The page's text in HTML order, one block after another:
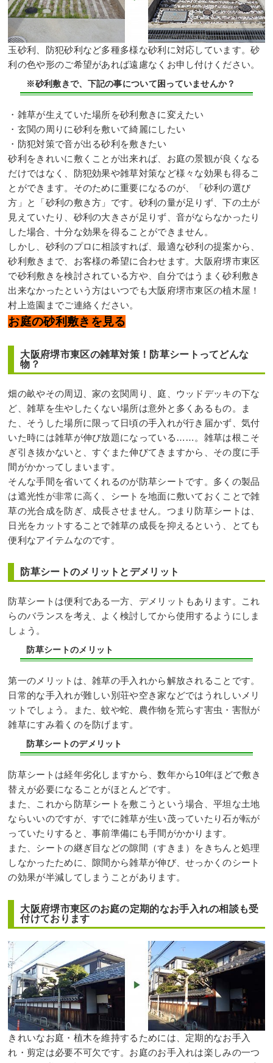
玉砂利、防犯砂利など多種多様な砂利に対応しています。砂
利の色や形のご希望があれば遠慮なくお申し付けください。
※砂利敷きで、下記の事について困っていませんか？
・雑草が生えていた場所を砂利敷きに変えたい
・玄関の周りに砂利を敷いて綺麗にしたい
・防犯対策で音が出る砂利を敷きたい
砂利をきれいに敷くことが出来れば、お庭の景観が良くなる
だけではなく、防犯効果や雑草対策など様々な効果も得るこ
とができます。そのために重要になるのが、「砂利の選び
方」と「砂利の敷き方」です。砂利の量が足りず、下の土が
見えていたり、砂利の大きさが足りず、音がならなかったり
した場合、十分な効果を得ることができません。
しかし、砂利のプロに相談すれば、最適な砂利の提案から、
砂利敷きまで、お客様の希望に合わせます。大阪府堺市東区
で砂利敷きを検討されている方や、自分ではうまく砂利敷き
出来なかったという方はいつでも大阪府堺市東区の植木屋！
村上造園までご連絡ください。
お庭の砂利敷きを見る
大阪府堺市東区の雑草対策！防草シートってどんな
物？
畑の畝やその周辺、家の玄関周り、庭、ウッドデッキの下な
ど、雑草を生やしたくない場所は意外と多くあるもの。ま
た、そうした場所に限って日頃の手入れが行き届かず、気付
いた時には雑草が伸び放題になっている……。雑草は根こそ
ぎ引き抜かないと、すぐまた伸びてきますから、その度に手
間がかかってしまいます。
そんな手間を省いてくれるのが防草シートです。多くの製品
は遮光性が非常に高く、シートを地面に敷いておくことで雑
草の光合成を防ぎ、成長させません。つまり防草シートは、
日光をカットすることで雑草の成長を抑えるという、とても
便利なアイテムなのです。
防草シートのメリットとデメリット
防草シートは便利である一方、デメリットもあります。これ
らのバランスを考え、よく検討してから使用するようにしま
しょう。
防草シートのメリット
第一のメリットは、雑草の手入れから解放されることです。
日常的な手入れが難しい別荘や空き家などではうれしいメリ
ットでしょう。また、蚊や蛇、農作物を荒らす害虫・害獣が
雑草にすみ着くのを防げます。
防草シートのデメリット
防草シートは経年劣化しますから、数年から10年ほどで敷き
替えが必要になることがほとんどです。
また、これから防草シートを敷こうという場合、平坦な土地
ならいいのですが、すでに雑草が生い茂っていたり石が転が
っていたりすると、事前準備にも手間がかかります。
また、シートの継ぎ目などの隙間（すきま）をきちんと処理
しなかったために、隙間から雑草が伸び、せっかくのシート
の効果が半減してしまうことがあります。
大阪府堺市東区のお庭の定期的なお手入れの相談も受
付けております
きれいなお庭・植木を維持するためには、定期的なお手入
れ・剪定は必要不可欠です。お庭のお手入れは楽しみの一つ